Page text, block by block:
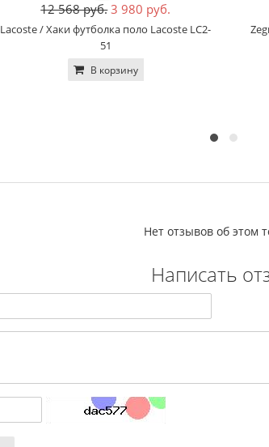
12 568 руб. 3 980 руб.
Lacoste / Хаки футболка поло Lacoste LC2-
51
В корзину
Нет отзывов об этом
Написать